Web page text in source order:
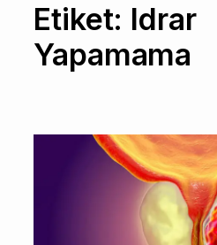
Etiket: Idrar
Yapamama